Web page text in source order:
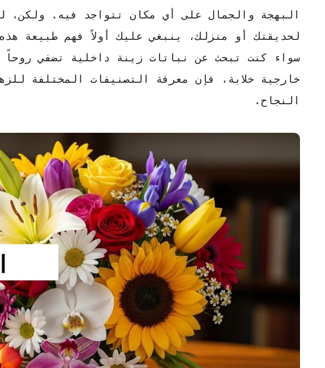
البهجة والجمال على أي مكان تتواجد فيه. ولكن،
لحديقتك أو منزلك، ينبغي عليك أولاً فهم طبيعة
سواء كنت تبحث عن نباتات زينة داخلية تضفي روحاً
خارجية خلابة، فإن معرفة التصنيفات المختلفة
النجاح.